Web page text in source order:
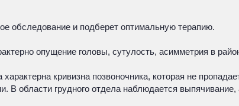
обследование и подберет оптимальную терапию.
опущение головы, сутулость, асимметрия в
кривизна позвоночника, которая не
В области грудного отдела наблюдается